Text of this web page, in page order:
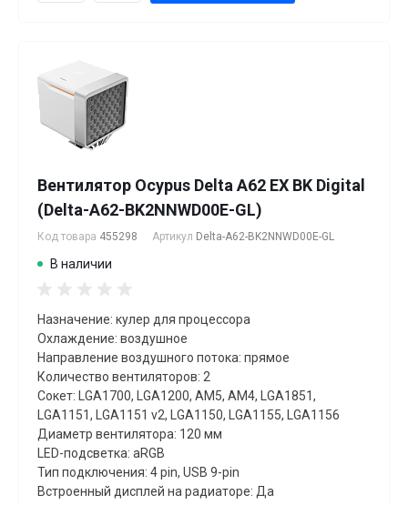
Вентилятор Ocypus Delta A62 EX BK Digital
(Delta-A62-BK2NNWD00E-GL)
Код товара 455298 Артикул Delta-A62-BK2NNWD00E-GL
В наличии
Назначение: кулер для процессора
Охлаждение: воздушное
Направление воздушного потока: прямое
Количество вентиляторов: 2
Сокет: LGA1700, LGA1200, AM5, AM4, LGA1851,
LGA1151, LGA1151 v2, LGA1150, LGA1155, LGA1156
Диаметр вентилятора: 120 мм
LED-подсветка: aRGB
Тип подключения: 4 pin, USB 9-pin
Встроенный дисплей на радиаторе: Да